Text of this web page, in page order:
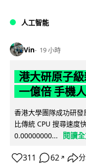
人工智能
Vin 19 小時
港大研原子
一億倍 手機
香港大學團隊成功研發
比傳統 CPU 搜尋速度
0.00000000...
閱讀
311 62 ↗